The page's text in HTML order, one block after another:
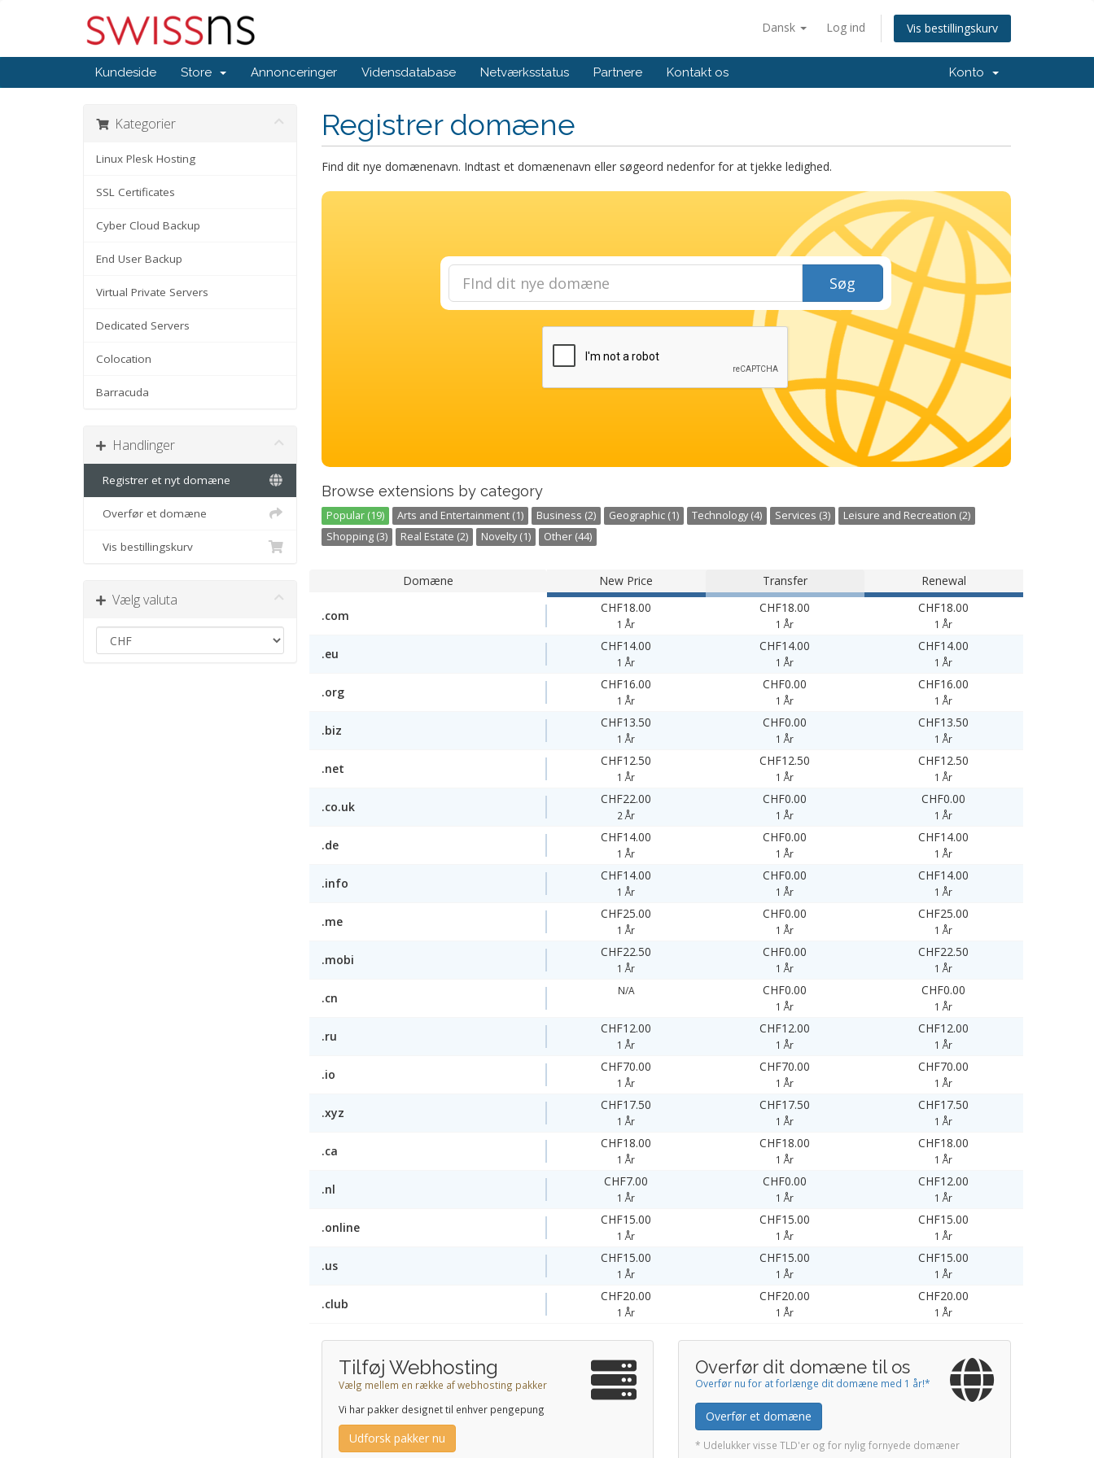
Dansk Log ind Vis bestillingskurv
Kundeside Store Annonceringer Vidensdatabase Netværksstatus Partnere Kontakt os Konto
Kategorier
Linux Plesk Hosting
SSL Certificates
Cyber Cloud Backup
End User Backup
Virtual Private Servers
Dedicated Servers
Colocation
Barracuda
Handlinger
Registrer et nyt domæne
Overfør et domæne
Vis bestillingskurv
Vælg valuta
Registrer domæne
Find dit nye domænenavn. Indtast et domænenavn eller søgeord nedenfor for at tjekke ledighed.
Søg
Browse extensions by category
Popular (19) Arts and Entertainment (1) Business (2) Geographic (1) Technology (4) Services (3)
Leisure and Recreation (2)
Shopping (3)
Real Estate (2) Novelty (1) Other (44)
Domæne New Price Transfer Renewal
.com
CHF18.00
1 År
CHF18.00
1 År
CHF18.00
1 År
.eu
CHF14.00
1 År
CHF14.00
1 År
CHF14.00
1 År
.org
CHF16.00
1 År
CHF0.00
1 År
CHF16.00
1 År
.biz
CHF13.50
1 År
CHF0.00
1 År
CHF13.50
1 År
.net
CHF12.50
1 År
CHF12.50
1 År
CHF12.50
1 År
.co.uk
CHF22.00
2 År
CHF0.00
1 År
CHF0.00
1 År
.de
CHF14.00
1 År
CHF0.00
1 År
CHF14.00
1 År
.info
CHF14.00
1 År
CHF0.00
1 År
CHF14.00
1 År
.me
CHF25.00
1 År
CHF0.00
1 År
CHF25.00
1 År
.mobi
CHF22.50
1 År
CHF0.00
1 År
CHF22.50
1 År
.cn N/A CHF0.00
1 År
CHF0.00
1 År
.ru
CHF12.00
1 År
CHF12.00
1 År
CHF12.00
1 År
.io
CHF70.00
1 År
CHF70.00
1 År
CHF70.00
1 År
.xyz
CHF17.50
1 År
CHF17.50
1 År
CHF17.50
1 År
.ca
CHF18.00
1 År
CHF18.00
1 År
CHF18.00
1 År
.nl
CHF7.00
1 År
CHF0.00
1 År
CHF12.00
1 År
.online
CHF15.00
1 År
CHF15.00
1 År
CHF15.00
1 År
.us
CHF15.00
1 År
CHF15.00
1 År
CHF15.00
1 År
.club
CHF20.00
1 År
CHF20.00
1 År
CHF20.00
1 År
Tilføj Webhosting
Vælg mellem en række af webhosting pakker
Vi har pakker designet til enhver pengepung
Udforsk pakker nu
Overfør dit domæne til os
Overfør nu for at forlænge dit domæne med 1 år!*
Overfør et domæne
* Udelukker visse TLD'er og for nylig fornyede domæner